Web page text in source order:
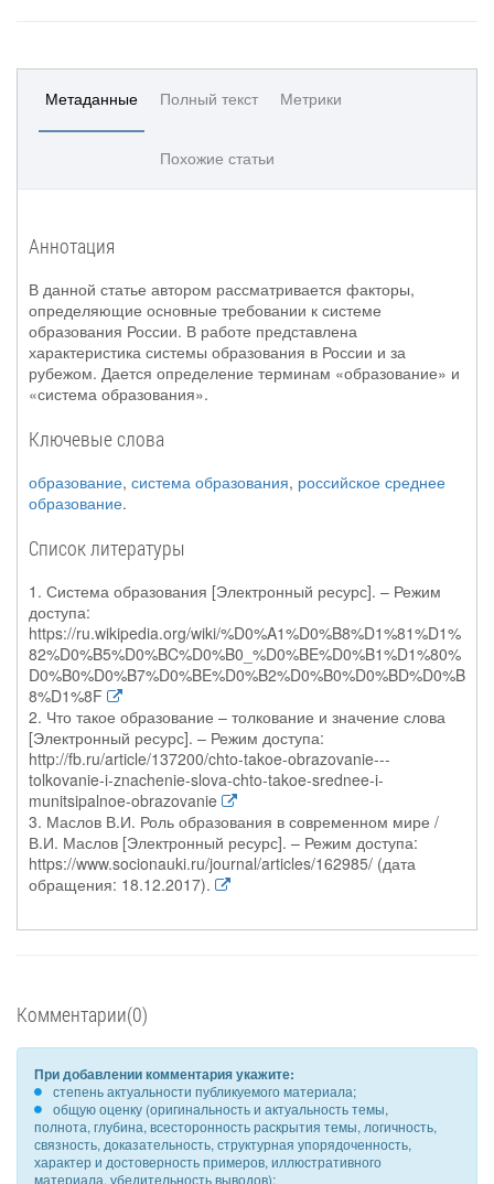
Метаданные Полный текст Метрики
Похожие статьи
Аннотация
В данной статье автором рассматривается факторы,
определяющие основные требовании к системе
образования России. В работе представлена
характеристика системы образования в России и за
рубежом. Дается определение терминам «образование» и
«система образования».
Ключевые слова
образование, система образования, российское среднее
образование.
Список литературы
1. Система образования [Электронный ресурс]. – Режим
доступа:
https://ru.wikipedia.org/wiki/%D0%A1%D0%B8%D1%81%D1%
82%D0%B5%D0%BC%D0%B0_%D0%BE%D0%B1%D1%80%
D0%B0%D0%B7%D0%BE%D0%B2%D0%B0%D0%BD%D0%B
8%D1%8F
2. Что такое образование – толкование и значение слова
[Электронный ресурс]. – Режим доступа:
http://fb.ru/article/137200/chto-takoe-obrazovanie---
tolkovanie-i-znachenie-slova-chto-takoe-srednee-i-
munitsipalnoe-obrazovanie
3. Маслов В.И. Роль образования в современном мире /
В.И. Маслов [Электронный ресурс]. – Режим доступа:
https://www.socionauki.ru/journal/articles/162985/ (дата
обращения: 18.12.2017).
Комментарии(0)
При добавлении комментария укажите:
степень актуальности публикуемого материала;
общую оценку (оригинальность и актуальность темы,
полнота, глубина, всесторонность раскрытия темы, логичность,
связность, доказательность, структурная упорядоченность,
характер и достоверность примеров, иллюстративного
материала, убедительность выводов);